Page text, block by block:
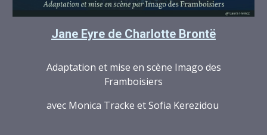
Jane Eyre de Charlotte Brontë
Adaptation et mise en scène Imago des
Framboisiers
avec Monica Tracke et Sofia Kerezidou